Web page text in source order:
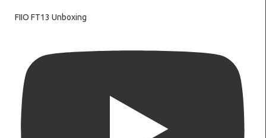
FIIO FT13 Unboxing